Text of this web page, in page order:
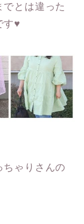
とは違った
す♥
ちゃりさんの